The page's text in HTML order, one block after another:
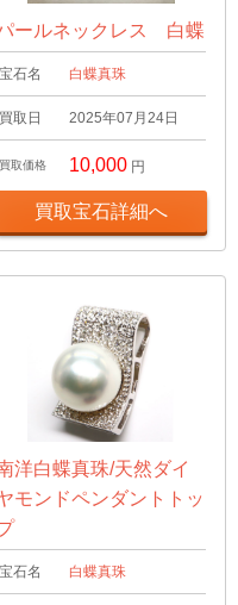
ールネックレス 白蝶
宝石名 白蝶真珠
買取日 2025年07月24日
買取価格 10,000 円
買取宝石詳細へ
洋白蝶真珠/天然ダイ
モンドペンダントトッ
宝石名 白蝶真珠